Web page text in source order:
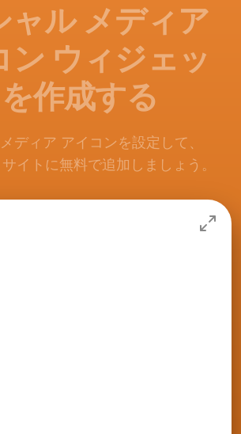
ャル メディア
ン ウィジェッ
を作成する
ディア アイコンを設定して、
イトに無料で追加しましょう。